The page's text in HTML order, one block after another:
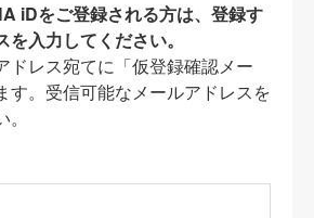
iDをご登録される方は、登録す
入力してください。
ドレス宛てに「仮登録確認メー
す。受信可能なメールアドレスを